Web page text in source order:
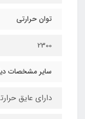
توان حرارتی
2300
سایر مشخصات
دارای عایق